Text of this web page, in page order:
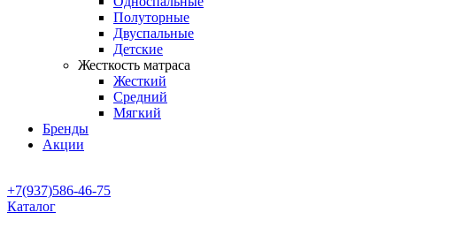
Полуторные
Двуспальные
Детские
Жесткость матраса
Жесткий
Средний
Мягкий
Бренды
Акции
+7(937)586-46-75
Каталог